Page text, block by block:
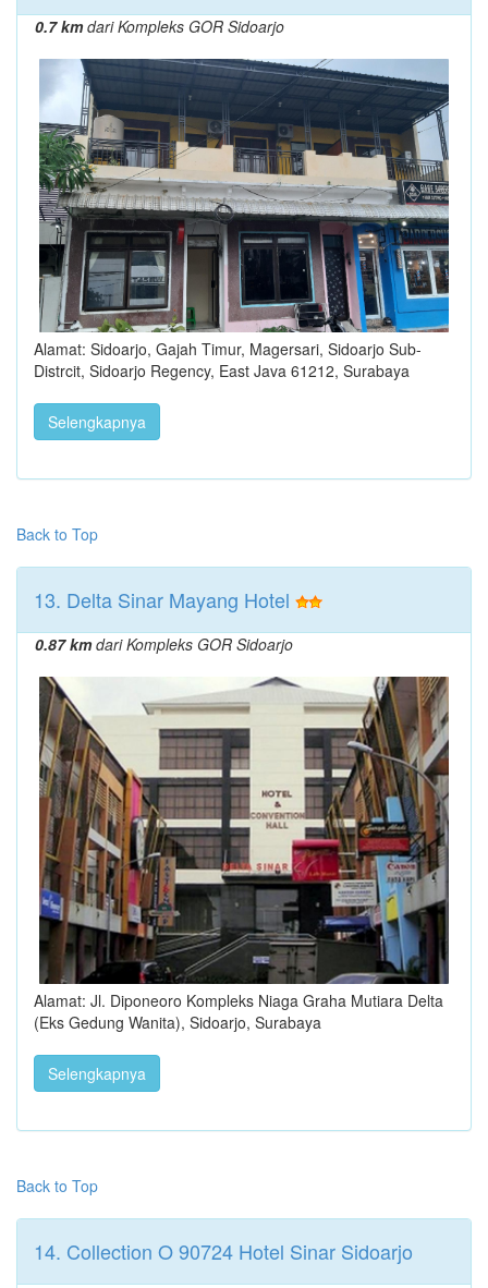
0.7 kmdari Kompleks GOR Sidoarjo
Alamat: Sidoarjo, Gajah Timur, Magersari, Sidoarjo Sub-
Distrcit, Sidoarjo Regency, East Java 61212, Surabaya
Selengkapnya
Back to Top
13. Delta Sinar Mayang Hotel
0.87 kmdari Kompleks GOR Sidoarjo
Alamat: Jl. Diponeoro Kompleks Niaga Graha Mutiara Delta
(Eks Gedung Wanita), Sidoarjo, Surabaya
Selengkapnya
Back to Top
14. Collection O 90724 Hotel Sinar Sidoarjo